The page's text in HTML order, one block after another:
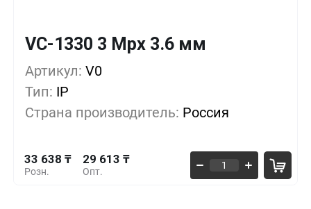
VC-1330 3 Mpx 3.6 мм
Артикул: V0
Тип: IP
Страна производитель: Россия
Розн.
33 638 ₸
Опт.
29 613 ₸
Кол-во Выгода
1+
10+
30+ -8%